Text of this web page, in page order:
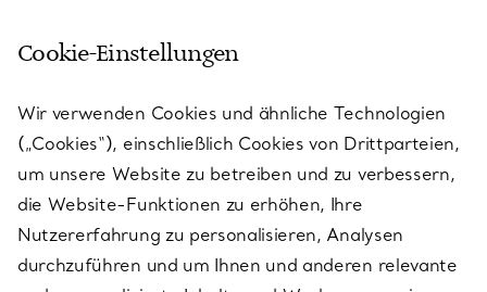
KUNDENSERVICE
SERVICES
ÜBER TIFFANY & CO.
Cookie-Einstellungen
Wir verwenden Cookies und ähnliche Technologien
(„Cookies“), einschließlich Cookies von Drittparteien,
um unsere Website zu betreiben und zu verbessern,
die Website-Funktionen zu erhöhen, Ihre
Nutzererfahrung zu personalisieren, Analysen
durchzuführen und um Ihnen und anderen relevante